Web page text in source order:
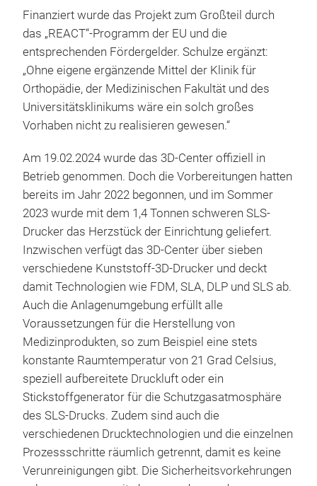
Finanziert wurde das Projekt zum Großteil durch
das „REACT“-Programm der EU und die
entsprechenden Fördergelder. Schulze ergänzt:
„Ohne eigene ergänzende Mittel der Klinik für
Orthopädie, der Medizinischen Fakultät und des
Universitätsklinikums wäre ein solch großes
Vorhaben nicht zu realisieren gewesen.“
Am 19.02.2024 wurde das 3D-Center offiziell in
Betrieb genommen. Doch die Vorbereitungen hatten
bereits im Jahr 2022 begonnen, und im Sommer
2023 wurde mit dem 1,4 Tonnen schweren SLS-
Drucker das Herzstück der Einrichtung geliefert.
Inzwischen verfügt das 3D-Center über sieben
verschiedene Kunststoff-3D-Drucker und deckt
damit Technologien wie FDM, SLA, DLP und SLS ab.
Auch die Anlagenumgebung erfüllt alle
Voraussetzungen für die Herstellung von
Medizinprodukten, so zum Beispiel eine stets
konstante Raumtemperatur von 21 Grad Celsius,
speziell aufbereitete Druckluft oder ein
Stickstoffgenerator für die Schutzgasatmosphäre
des SLS-Drucks. Zudem sind auch die
verschiedenen Drucktechnologien und die einzelnen
Prozessschritte räumlich getrennt, damit es keine
Verunreinigungen gibt. Die Sicherheitsvorkehrungen